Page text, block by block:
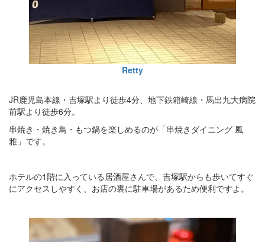
Retty
JR鹿児島本線・吉塚駅より徒歩4分、地下鉄箱崎線・馬出九大病院
前駅より徒歩6分。
串焼き・焼き鳥・もつ鍋を楽しめるのが「串焼きダイニング 風
雅」です。
ホテルの1階に入っている居酒屋さんで、吉塚駅からも歩いてすぐ
にアクセスしやすく、お店の裏に駐車場があるため便利ですよ。